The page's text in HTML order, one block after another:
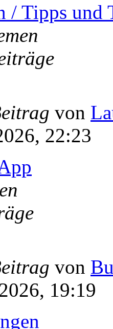
/ Tipps und
von
22:23
von
19:19